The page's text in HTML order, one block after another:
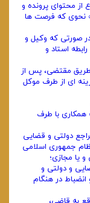
از محتوای پرونده و
‌نحوی ‌که فرصت‌ ها
صورتی ‌که وکیل و
استاد و
طریق مقتضی، پس از
‌ای از طرف موکل
همکاری با طرف
دولتی و قضایی
نظام جمهوری اسلامی
یا مجازی؛
و دولتی و
در هنگام